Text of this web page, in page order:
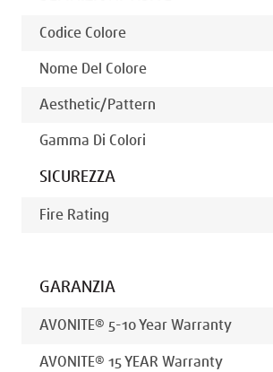
Codice Colore
Nome Del Colore
Aesthetic/pattern
Gamma Di Colori
SICUREZZA
Fire Rating
GARANZIA
AVONITE® 5-10 Year Warranty
AVONITE® 15 YEAR Warranty